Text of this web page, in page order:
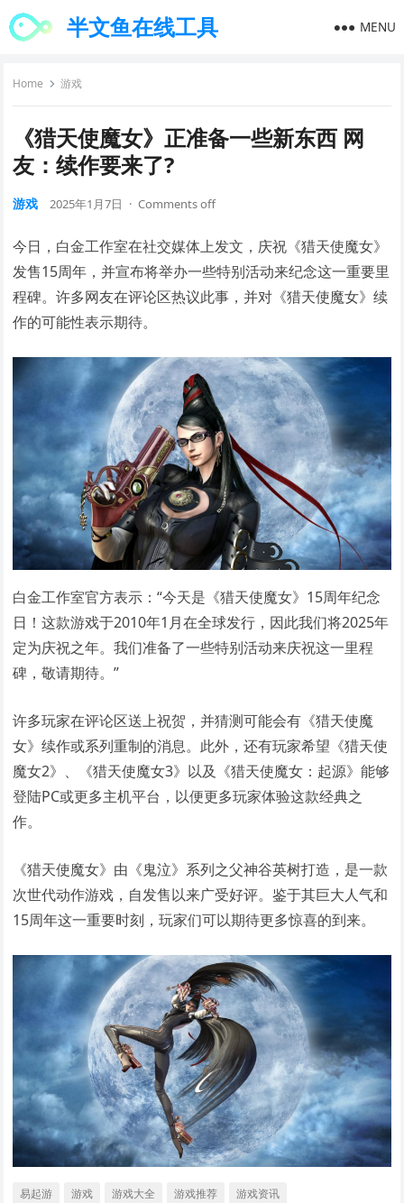
半文鱼在线工具 MENU
Home 游戏
《猎天使魔女》正准备一些新东西 网
友：续作要来了?
游戏 2025年1月7日 · Comments off
今日，白金工作室在社交媒体上发文，庆祝《猎天使魔女》
发售15周年，并宣布将举办一些特别活动来纪念这一重要里
程碑。许多网友在评论区热议此事，并对《猎天使魔女》续
作的可能性表示期待。
白金工作室官方表示：“今天是《猎天使魔女》15周年纪念
日！这款游戏于2010年1月在全球发行，因此我们将2025年
定为庆祝之年。我们准备了一些特别活动来庆祝这一里程
碑，敬请期待。”
许多玩家在评论区送上祝贺，并猜测可能会有《猎天使魔
女》续作或系列重制的消息。此外，还有玩家希望《猎天使
魔女2》、《猎天使魔女3》以及《猎天使魔女：起源》能够
登陆PC或更多主机平台，以便更多玩家体验这款经典之
作。
《猎天使魔女》由《鬼泣》系列之父神谷英树打造，是一款
次世代动作游戏，自发售以来广受好评。鉴于其巨大人气和
15周年这一重要时刻，玩家们可以期待更多惊喜的到来。
易起游 游戏 游戏大全 游戏推荐 游戏资讯